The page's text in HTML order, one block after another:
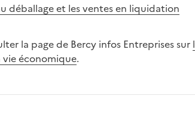
déballage et les ventes en liquidation
la page de Bercy infos Entreprises sur
vie économique.